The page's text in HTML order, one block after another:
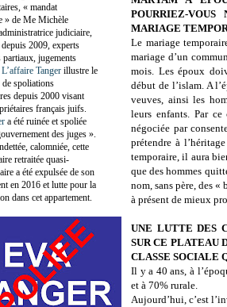
MARIAGE
Le mariage
mariage d’un
mois. Les époux
début de l’islam. A
veuves, ainsi les
leurs enfants. Par
négociée par
prétendre à
temporaire, il aura
que des hommes
nom, sans père, des «
à présent de mieux
UNE LUTTE DES
SUR CE PLATEAU
CLASSE SOCIALE
Il y a 40 ans, à
et à 70% rurale.
Aujourd’hui, c’est
« mandat
» de Me Michèle
judiciaire,
2009, experts
partiaux, jugements
L’affaire Tanger illustre le
de spoliations
depuis 2000 visant
français juifs.
a été ruinée et spoliée
des juges ».
calomniée, cette
retraitée quasi-
a été expulsée de son
en 2016 et lutte pour la
dans cet appartement.